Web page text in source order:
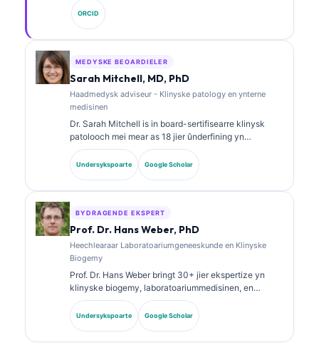
medyske krektens fan it proprietêre neurale netwurk.
Dr. Klein hat wiidweidich publisearre oer
ynterpretaasje fan biomarkers en
laboratoariumdiagnostyk oer ûnderwerpen yn de
ORCID
MEDYSKE BEOARDIELER
Sarah Mitchell, MD, PhD
Haadmedysk adviseur - Klinyske patology en ynterne
medisinen
Dr. Sarah Mitchell is in board-sertifisearre klinysk
patolooch mei mear as 18 jier ûnderfining yn
laboratoariummedisinen en diagnostyske analyse. Se
hat spesjalistyske sertifikaasjes yn klinyske
skiekunde en hat wiidweidich publisearre oer
Undersykspoarte Google Scholar
BYDRAGENDE EKSPERT
Prof. Dr. Hans Weber, PhD
Heechlearaar Laboratoariumgeneeskunde en Klinyske
Biogemy
Prof. Dr. Hans Weber bringt 30+ jier ekspertize yn
klinyske biogemy, laboratoariummedisinen, en
biomarkerûndersyk. Eardere presidint fan de Dútske
Genoatskip foar Klinyske Skiekunde, hy
spesjalisearret him yn analyse fan diagnostyske
Undersykspoarte Google Scholar